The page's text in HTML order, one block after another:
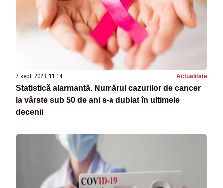
7 sept. 2023, 11:14 Actualitate
Statistică alarmantă. Numărul cazurilor de cancer
la vârste sub 50 de ani s-a dublat în ultimele
decenii